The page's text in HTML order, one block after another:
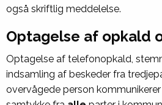
også skriftlig meddelelse.
Optagelse af opkald
Optagelse af telefonopkald,
indsamling af beskeder fra
overvågede person